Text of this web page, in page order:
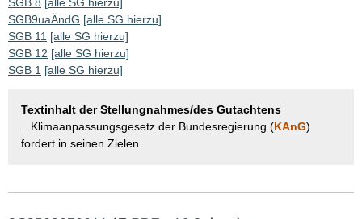
SGB9uaÄndG [alle SG hierzu]
SGB 11 [alle SG hierzu]
SGB 12 [alle SG hierzu]
SGB 1 [alle SG hierzu]
Textinhalt der Stellungnahmes/des Gutachtens
...Klimaanpassungsgesetz der Bundesregierung (KAnG)
fordert in seinen Zielen...